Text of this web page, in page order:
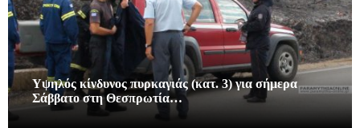
Υψηλός κίνδυνος πυρκαγιάς (κατ. 3) για σήμερα
Σάββατο στη Θεσπρωτία…